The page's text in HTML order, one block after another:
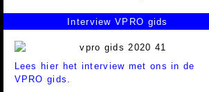
Interview VPRO gids
Lees hier het interview met ons in de
VPRO gids.